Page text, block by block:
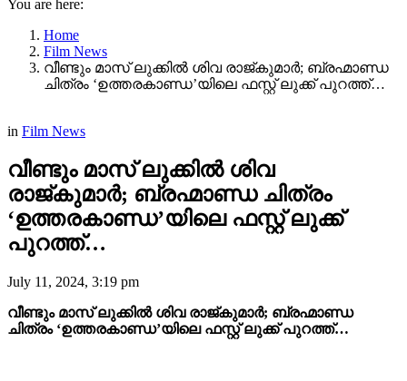
You are here:
Home
Film News
വീണ്ടും മാസ് ലുക്കിൽ ശിവ രാജ്കുമാർ; ബ്രഹ്മാണ്ഡ
ചിത്രം ‘ഉത്തരകാണ്ഡ’യിലെ ഫസ്റ്റ് ലുക്ക് പുറത്ത്…
in Film News
വീണ്ടും മാസ് ലുക്കിൽ ശിവ
രാജ്കുമാർ; ബ്രഹ്മാണ്ഡ ചിത്രം
‘ഉത്തരകാണ്ഡ’യിലെ ഫസ്റ്റ് ലുക്ക്
പുറത്ത്…
July 11, 2024, 3:19 pm
വീണ്ടും മാസ് ലുക്കിൽ ശിവ രാജ്കുമാർ; ബ്രഹ്മാണ്ഡ
ചിത്രം ‘ഉത്തരകാണ്ഡ’യിലെ ഫസ്റ്റ് ലുക്ക് പുറത്ത്…